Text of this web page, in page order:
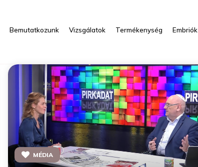
Bemutatkozunk Vizsgálatok Termékenység Embriók
MÉDIA